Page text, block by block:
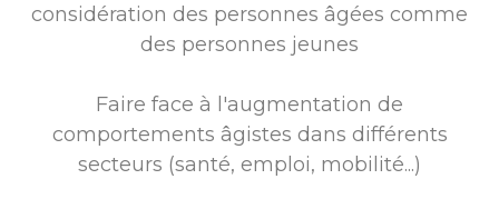
considération des personnes âgées comme
des personnes jeunes
Faire face à l'augmentation de
comportements âgistes dans différents
secteurs (santé, emploi, mobilité...)